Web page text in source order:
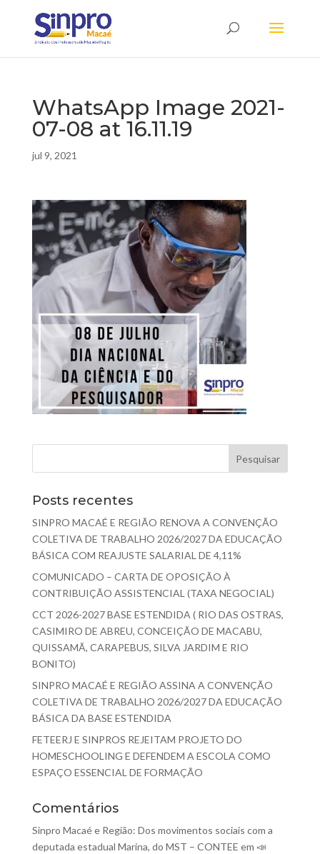
WhatsApp Image 2021-
07-08 at 16.11.19
jul 9, 2021
Posts recentes
SINPRO MACAÉ E REGIÃO RENOVA A CONVENÇÃO
COLETIVA DE TRABALHO 2026/2027 DA EDUCAÇÃO
BÁSICA COM REAJUSTE SALARIAL DE 4,11%
COMUNICADO – CARTA DE OPOSIÇÃO À
CONTRIBUIÇÃO ASSISTENCIAL (TAXA NEGOCIAL)
CCT 2026-2027 BASE ESTENDIDA ( RIO DAS OSTRAS,
CASIMIRO DE ABREU, CONCEIÇÃO DE MACABU,
QUISSAMÃ, CARAPEBUS, SILVA JARDIM E RIO
BONITO)
SINPRO MACAÉ E REGIÃO ASSINA A CONVENÇÃO
COLETIVA DE TRABALHO 2026/2027 DA EDUCAÇÃO
BÁSICA DA BASE ESTENDIDA
FETEERJ E SINPROS REJEITAM PROJETO DO
HOMESCHOOLING E DEFENDEM A ESCOLA COMO
ESPAÇO ESSENCIAL DE FORMAÇÃO
Comentários
Sinpro Macaé e Região: Dos movimentos sociais com a
deputada estadual Marina, do MST – CONTEE em 📣